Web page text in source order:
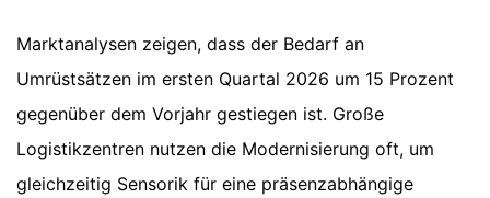
Marktanalysen zeigen, dass der Bedarf an
Umrüstsätzen im ersten Quartal 2026 um 15 Prozent
gegenüber dem Vorjahr gestiegen ist. Große
Logistikzentren nutzen die Modernisierung oft, um
gleichzeitig Sensorik für eine präsenzabhängige